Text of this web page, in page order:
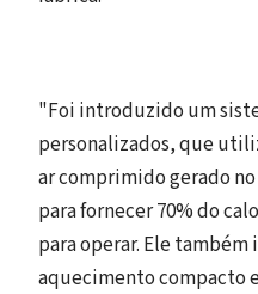
"Foi introduzido um
personalizados, que
ar comprimido gerado
para fornecer 70% do
para operar. Ele
aquecimento compacto